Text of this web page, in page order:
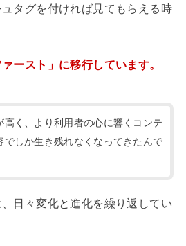
タグを付ければ見てもらえる時
ースト」に移行しています。
高く、より利用者の心に響くコンテ
でしか生き残れなくなってきたんで
日々変化と進化を繰り返してい